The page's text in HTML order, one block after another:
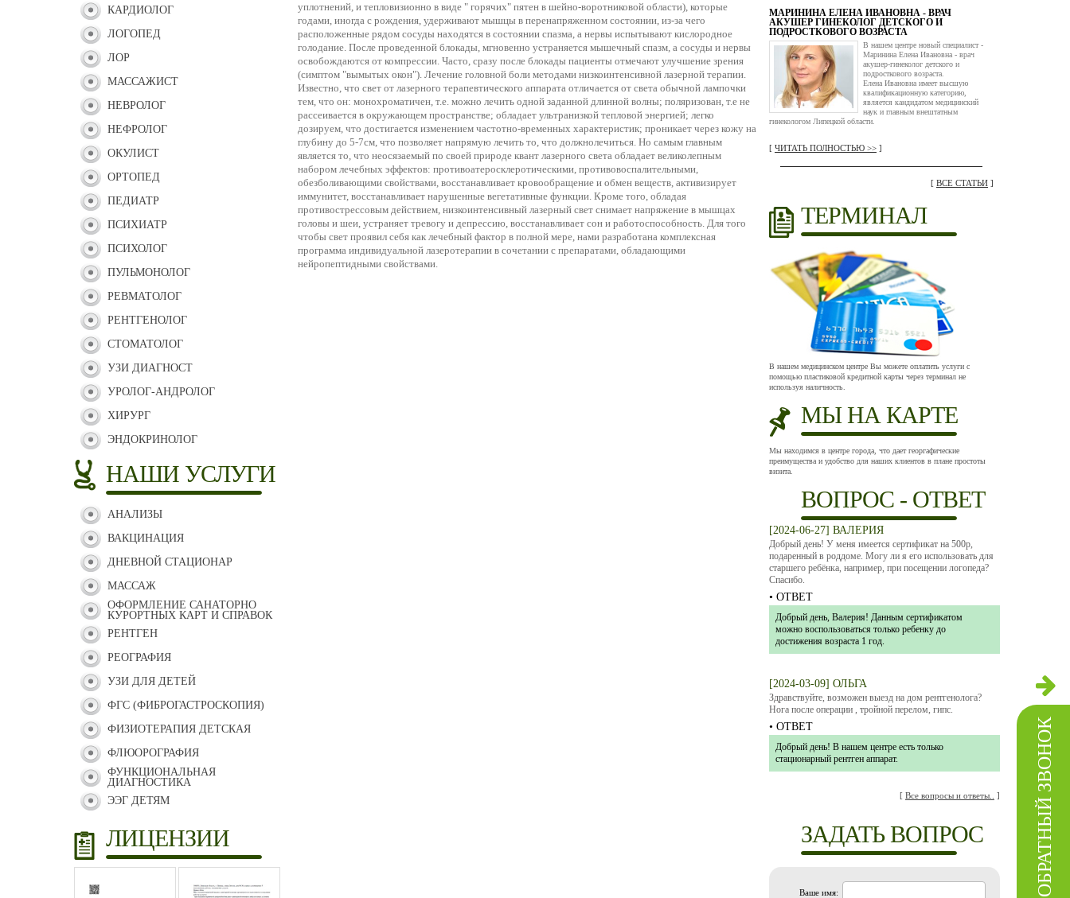
ОБРАТНЫЙ ЗВОНОК
КАРДИОЛОГ
ЛОГОПЕД
ЛОР
МАССАЖИСТ
НЕВРОЛОГ
НЕФРОЛОГ
ОКУЛИСТ
ОРТОПЕД
ПЕДИАТР
ПСИХИАТР
ПСИХОЛОГ
ПУЛЬМОНОЛОГ
РЕВМАТОЛОГ
РЕНТГЕНОЛОГ
СТОМАТОЛОГ
УЗИ ДИАГНОСТ
УРОЛОГ-АНДРОЛОГ
ХИРУРГ
ЭНДОКРИНОЛОГ
НАШИ УСЛУГИ
АНАЛИЗЫ
ВАКЦИНАЦИЯ
ДНЕВНОЙ СТАЦИОНАР
МАССАЖ
ОФОРМЛЕНИЕ САНАТОРНО
КУРОРТНЫХ КАРТ И СПРАВОК
РЕНТГЕН
РЕОГРАФИЯ
УЗИ ДЛЯ ДЕТЕЙ
ФГС (ФИБРОГАСТРОСКОПИЯ)
ФИЗИОТЕРАПИЯ ДЕТСКАЯ
ФЛЮОРОГРАФИЯ
ФУНКЦИОНАЛЬНАЯ
ДИАГНОСТИКА
ЭЭГ ДЕТЯМ
ЛИЦЕНЗИИ
уплотнений, и тепловизионно в виде " горячих" пятен в шейно-воротниковой области), которые
годами, иногда с рождения, удерживают мышцы в перенапряженном состоянии, из-за чего
расположенные рядом сосуды находятся в состоянии спазма, а нервы испытывают кислородное
голодание. После проведенной блокады, мгновенно устраняется мышечный спазм, а сосуды и нервы
освобождаются от компрессии. Часто, сразу после блокады пациенты отмечают улучшение зрения
(симптом "вымытых окон"). Лечение головной боли методами низкоинтенсивной лазерной терапии.
Известно, что свет от лазерного терапевтического аппарата отличается от света обычной лампочки
тем, что он: монохроматичен, т.е. можно лечить одной заданной длинной волны; поляризован, т.е не
рассеивается в окружающем пространстве; обладает ультранизкой тепловой энергией; легко
дозируем, что достигается изменением частотно-временных характеристик; проникает через кожу на
глубину до 5-7см, что позволяет напрямую лечить то, что должнолечиться. Но самым главным
является то, что неосязаемый по своей природе квант лазерного света обладает великолепным
набором лечебных эффектов: противоатеросклеротическими, противовоспалительными,
обезболивающими свойствами, восстанавливает кровообращение и обмен веществ, активизирует
иммунитет, восстанавливает нарушенные вегетативные функции. Кроме того, обладая
противострессовым действием, низкоинтенсивный лазерный свет снимает напряжение в мышцах
головы и шеи, устраняет тревогу и депрессию, восстанавливает сон и работоспособность. Для того
чтобы свет проявил себя как лечебный фактор в полной мере, нами разработана комплексная
программа индивидуальной лазеротерапии в сочетании с препаратами, обладающими
нейропептидными свойствами.
МАРИНИНА ЕЛЕНА ИВАНОВНА - ВРАЧ
АКУШЕР ГИНЕКОЛОГ ДЕТСКОГО И
ПОДРОСТКОВОГО ВОЗРАСТА
В нашем центре новый специалист -
Маринина Елена Ивановна - врач
акушер-гинеколог детского и
подросткового возраста.
Елена Ивановна имеет высшую
квалификационную категорию,
является кандидатом медицинский
наук и главным внештатным
гинекологом Липецкой области.
[ ЧИТАТЬ ПОЛНОСТЬЮ >> ]
[ ВСЕ СТАТЬИ ]
ТЕРМИНАЛ
В нашем медицинском центре Вы можете оплатить услуги с
помощью пластиковой кредитной карты через терминал не
используя наличность.
МЫ НА КАРТЕ
Мы находимся в центре города, что дает георгафические
преимущества и удобство для наших клиентов в плане простоты
визита.
ВОПРОС - ОТВЕТ
[2024-06-27] ВАЛЕРИЯ
Добрый день! У меня имеется сертификат на 500р,
подаренный в роддоме. Могу ли я его использовать для
старшего ребёнка, например, при посещении логопеда?
Спасибо.
• ОТВЕТ
Добрый день, Валерия! Данным сертификатом
можно воспользоваться только ребенку до
достижения возраста 1 год.
[2024-03-09] ОЛЬГА
Здравствуйте, возможен выезд на дом рентгенолога?
Нога после операции , тройной перелом, гипс.
• ОТВЕТ
Добрый день! В нашем центре есть только
стационарный рентген аппарат.
[ Все вопросы и ответы.. ]
ЗАДАТЬ ВОПРОС
Ваше имя: